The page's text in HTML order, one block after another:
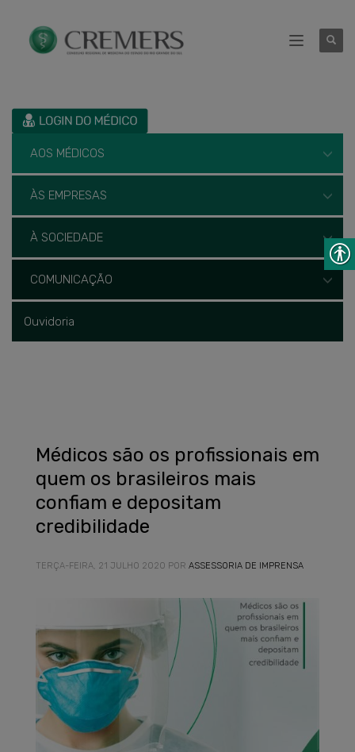
AOS MÉDICOS
ÀS EMPRESAS
À SOCIEDADE
COMUNICAÇÃO
Ouvidoria
Médicos são os profissionais em
quem os brasileiros mais
confiam e depositam
credibilidade
TERÇA-FEIRA, 21 JULHO 2020 POR ASSESSORIA DE IMPRENSA